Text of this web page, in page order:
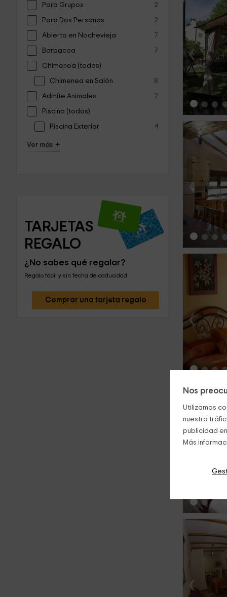
Nos
Utilizamos
nuestro
publicidad
Más
Para Grupos 2
Para Dos Personas 2
Abierto en Nochevieja 7
Barbacoa 7
Chimenea (todos)
Chimenea en Salón 8
Admite Animales 2
Piscina (todos)
Piscina Exterior 4
Ver más +
TARJETAS
REGALO
¿No sabes qué regalar?
Regalo fácil y sin fecha de caducidad
Comprar una tarjeta regalo
‹
‹
‹
‹
‹